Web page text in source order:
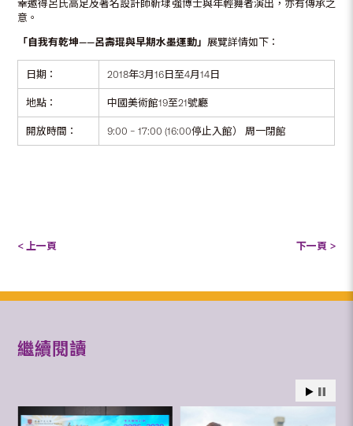
幸邀得呂氏高足及著名設計師靳埭強博士與年輕舞者演出，亦有傳承之
意。
「自我有乾坤——呂壽琨與早期水墨運動」展覽詳情如下：
日期： 2018年3月16日至4月14日
地點： 中國美術館19至21號廳
開放時間： 9:00 – 17:00 (16:00停止入館） 周一閉館
< 上一頁 下一頁 >
繼續閱讀